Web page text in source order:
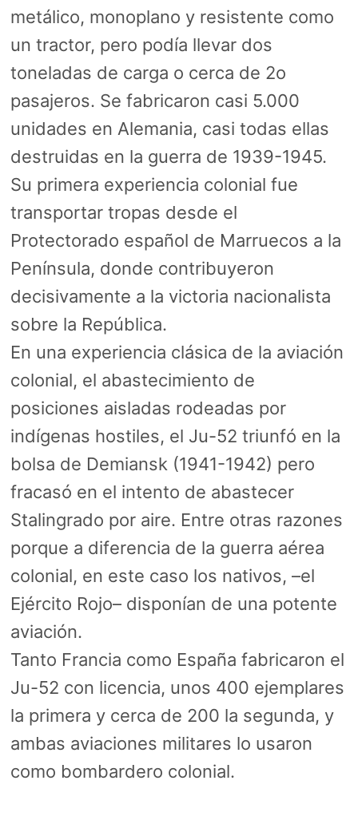
metálico, monoplano y resistente como
un tractor, pero podía llevar dos
toneladas de carga o cerca de 2o
pasajeros. Se fabricaron casi 5.000
unidades en Alemania, casi todas ellas
destruidas en la guerra de 1939-1945.
Su primera experiencia colonial fue
transportar tropas desde el
Protectorado español de Marruecos a la
Península, donde contribuyeron
decisivamente a la victoria nacionalista
sobre la República.
En una experiencia clásica de la aviación
colonial, el abastecimiento de
posiciones aisladas rodeadas por
indígenas hostiles, el Ju-52 triunfó en la
bolsa de Demiansk (1941-1942) pero
fracasó en el intento de abastecer
Stalingrado por aire. Entre otras razones
porque a diferencia de la guerra aérea
colonial, en este caso los nativos, –el
Ejército Rojo– disponían de una potente
aviación.
Tanto Francia como España fabricaron el
Ju-52 con licencia, unos 400 ejemplares
la primera y cerca de 200 la segunda, y
ambas aviaciones militares lo usaron
como bombardero colonial.